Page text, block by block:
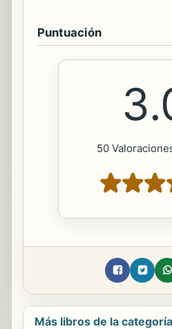
Puntuación
50
Más libros de la